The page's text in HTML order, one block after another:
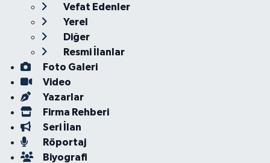
Vefat Edenler
Yerel
Diğer
Resmi İlanlar
Foto Galeri
Video
Yazarlar
Firma Rehberi
Seri İlan
Röportaj
Biyografi